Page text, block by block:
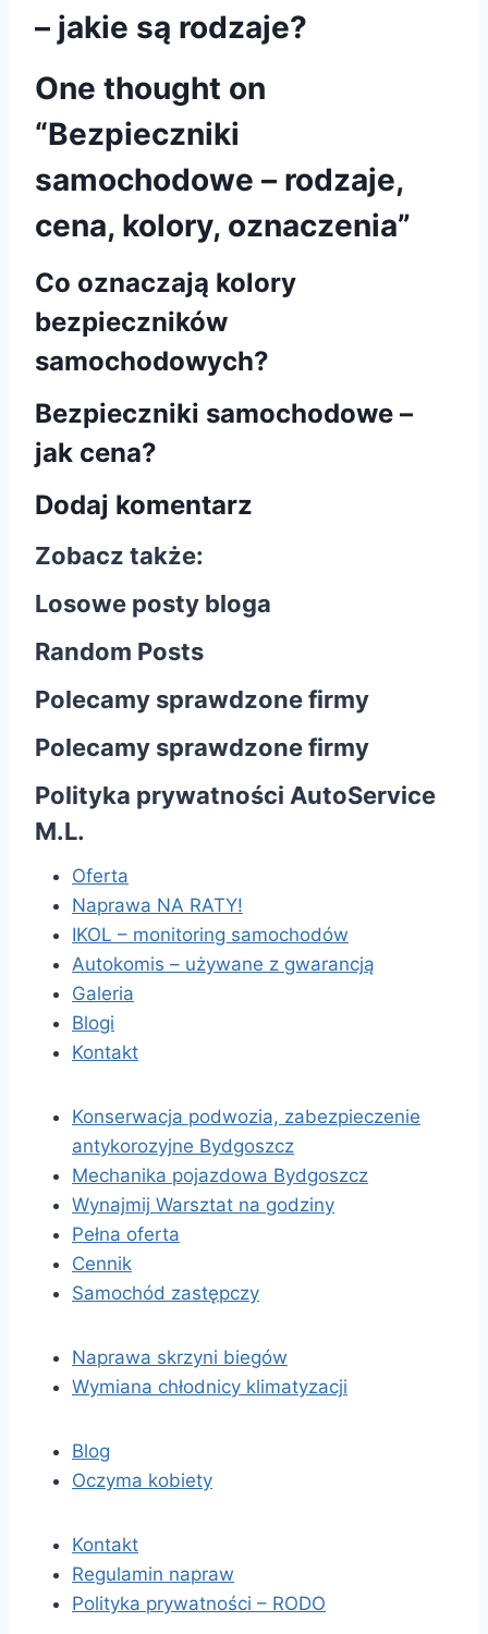
– jakie są rodzaje?
One thought on
“Bezpieczniki
samochodowe – rodzaje,
cena, kolory, oznaczenia”
Co oznaczają kolory
bezpieczników
samochodowych?
Bezpieczniki samochodowe –
jak cena?
Dodaj komentarz
Zobacz także:
Losowe posty bloga
Random Posts
Polecamy sprawdzone firmy
Polecamy sprawdzone firmy
Polityka prywatności AutoService
M.L.
Oferta
Naprawa NA RATY!
IKOL – monitoring samochodów
Autokomis – używane z gwarancją
Galeria
Blogi
Kontakt
Konserwacja podwozia, zabezpieczenie
antykorozyjne Bydgoszcz
Mechanika pojazdowa Bydgoszcz
Wynajmij Warsztat na godziny
Pełna oferta
Cennik
Samochód zastępczy
Naprawa skrzyni biegów
Wymiana chłodnicy klimatyzacji
Blog
Oczyma kobiety
Kontakt
Regulamin napraw
Polityka prywatności – RODO